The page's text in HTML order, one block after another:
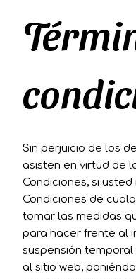
Sin perjuicio de los
asisten en virtud de
Condiciones, si
Condiciones de
tomar las medidas
para hacer frente al
suspensión
al sitio web,